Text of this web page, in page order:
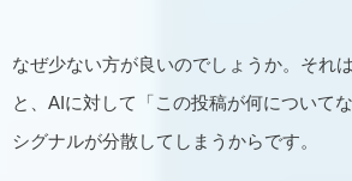
なぜ少ない方が良いのでしょうか。それ
と、AIに対して「この投稿が何について
シグナルが分散してしまうからです。